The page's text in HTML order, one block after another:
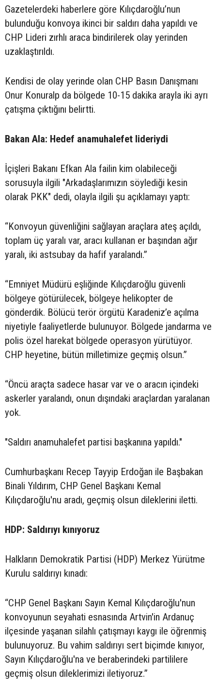
Gazetelerdeki haberlere göre Kılıçdaroğlu’nun
bulunduğu konvoya ikinci bir saldırı daha yapıldı ve
CHP Lideri zırhlı araca bindirilerek olay yerinden
uzaklaştırıldı.
Kendisi de olay yerinde olan CHP Basın Danışmanı
Onur Konuralp da bölgede 10-15 dakika arayla iki ayrı
çatışma çıktığını belirtti.
Bakan Ala: Hedef anamuhalefet lideriydi
İçişleri Bakanı Efkan Ala failin kim olabileceği
sorusuyla ilgili "Arkadaşlarımızın söylediği kesin
olarak PKK" dedi, olayla ilgili şu açıklamayı yaptı:
“Konvoyun güvenliğini sağlayan araçlara ateş açıldı,
toplam üç yaralı var, aracı kullanan er başından ağır
yaralı, iki astsubay da hafif yaralandı.”
“Emniyet Müdürü eşliğinde Kılıçdaroğlu güvenli
bölgeye götürülecek, bölgeye helikopter de
gönderdik. Bölücü terör örgütü Karadeniz’e açılma
niyetiyle faaliyetlerde bulunuyor. Bölgede jandarma ve
polis özel harekat bölgede operasyon yürütüyor.
CHP heyetine, bütün milletimize geçmiş olsun.”
“Öncü araçta sadece hasar var ve o aracın içindeki
askerler yaralandı, onun dışındaki araçlardan yaralanan
yok.
"Saldırı anamuhalefet partisi başkanına yapıldı."
Cumhurbaşkanı Recep Tayyip Erdoğan ile Başbakan
Binali Yıldırım, CHP Genel Başkanı Kemal
Kılıçdaroğlu'nu aradı, geçmiş olsun dileklerini iletti.
HDP: Saldırıyı kınıyoruz
Halkların Demokratik Partisi (HDP) Merkez Yürütme
Kurulu saldırıyı kınadı:
“CHP Genel Başkanı Sayın Kemal Kılıçdaroğlu'nun
konvoyunun seyahati esnasında Artvin'in Ardanuç
ilçesinde yaşanan silahlı çatışmayı kaygı ile öğrenmiş
bulunuyoruz. Bu vahim saldırıyı sert biçimde kınıyor,
Sayın Kılıçdaroğlu'na ve beraberindeki partililere
geçmiş olsun dileklerimizi iletiyoruz.”